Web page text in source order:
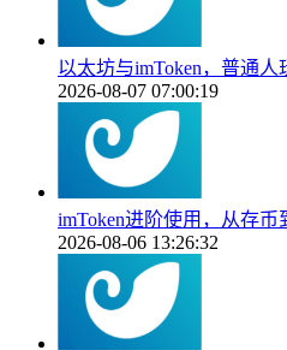
以太坊与imToken，普通
2026-08-07 07:00:19
imToken进阶使用，从存
2026-08-06 13:26:32